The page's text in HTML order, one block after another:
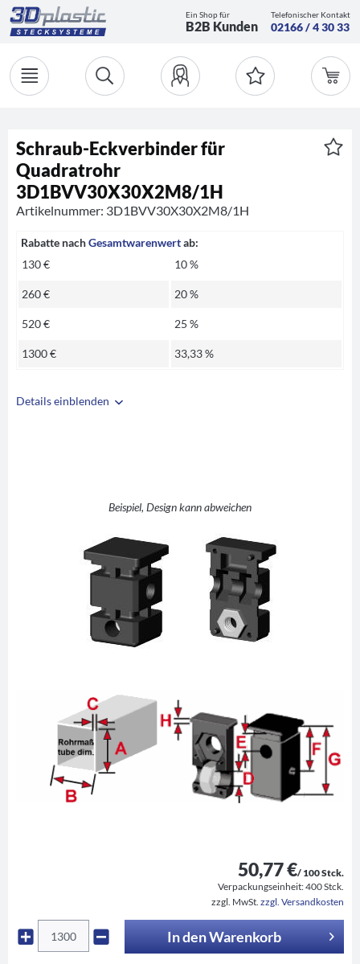
Ein Shop für
B2B Kunden
Telefonischer Kontakt
02166 / 4 30 33
Details einblenden
Beispiel, Design kann abweichen
Schraub-Eckverbinder für
Quadratrohr
3D1BVV30X30X2M8/1H
Artikelnummer: 3D1BVV30X30X2M8/1H
Rabatte nachGesamtwarenwertab:
130 €
10 %
260 € 20 %
520 € 25 %
1300 € 33,33 %
50,77 €/ 100 Stck.
Verpackungseinheit:400 Stck.
zzgl. MwSt. zzgl. Versandkosten
In denWarenkorb